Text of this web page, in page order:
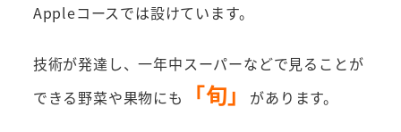
Appleコースでは設けています。
技術が発達し、一年中スーパーなどで見ることが
できる野菜や果物にも
「旬」 があります。